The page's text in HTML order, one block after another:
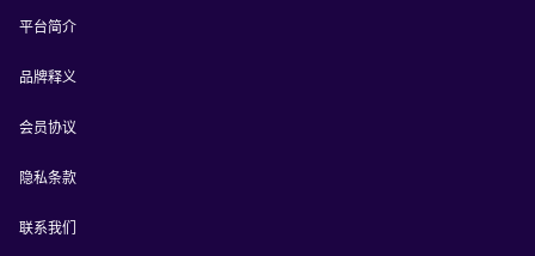
平台简介
品牌释义
会员协议
隐私条款
联系我们